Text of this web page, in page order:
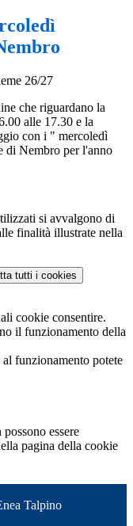
che riguardano la
alle 17.30 e la
con i " mercoledì
di Nembro per l'anno
si avvalgono di
finalità illustrate nella
tutti i cookies
cookie consentire.
il funzionamento della
funzionamento potete
essere
pagina della cookie
Talpino